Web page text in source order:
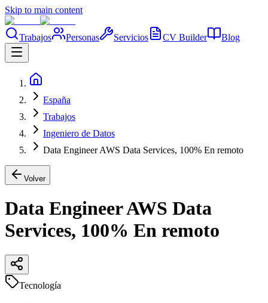
Skip to main content
Trabajos Personas Servicios CV Builder Blog
España
Trabajos
Ingeniero de Datos
Data Engineer AWS Data Services, 100% En remoto
Volver
Data Engineer AWS Data
Services, 100% En remoto
Tecnología